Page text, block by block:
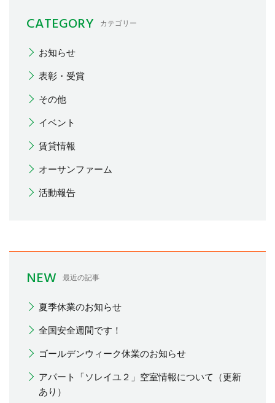
CATEGORY カテゴリー
お知らせ
表彰・受賞
その他
イベント
賃貸情報
オーサンファーム
活動報告
NEW 最近の記事
夏季休業のお知らせ
全国安全週間です！
ゴールデンウィーク休業のお知らせ
アパート「ソレイユ２」空室情報について（更新
あり）